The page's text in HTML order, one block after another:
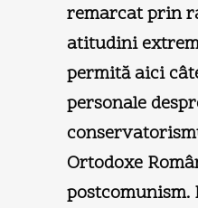
remarcat prin
atitudini
permită aici
personale
Ortodoxe
postcomunism.